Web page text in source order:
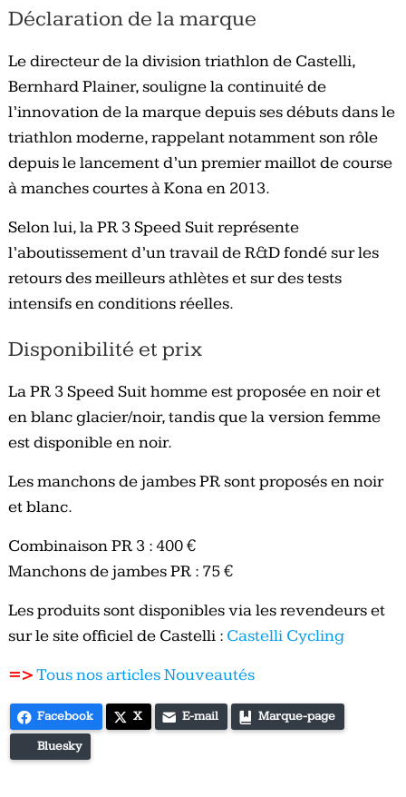
Déclaration de la marque
Le directeur de la division triathlon de Castelli,
Bernhard Plainer, souligne la continuité de
l’innovation de la marque depuis ses débuts dans le
triathlon moderne, rappelant notamment son rôle
depuis le lancement d’un premier maillot de course
à manches courtes à Kona en 2013.
Selon lui, la PR 3 Speed Suit représente
l’aboutissement d’un travail de R&D fondé sur les
retours des meilleurs athlètes et sur des tests
intensifs en conditions réelles.
Disponibilité et prix
La PR 3 Speed Suit homme est proposée en noir et
en blanc glacier/noir, tandis que la version femme
est disponible en noir.
Les manchons de jambes PR sont proposés en noir
et blanc.
Combinaison PR 3 : 400 €
Manchons de jambes PR : 75 €
Les produits sont disponibles via les revendeurs et
sur le site officiel de Castelli : Castelli Cycling
=>Tous nos articles Nouveautés
Facebook X E-mail Marque-page
Bluesky